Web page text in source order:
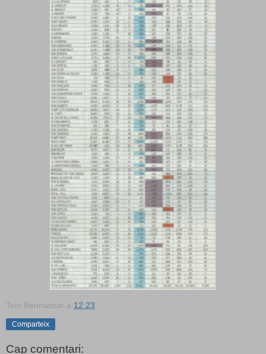
Toni Bennàssar a 12:23
Comparteix
Cap comentari: